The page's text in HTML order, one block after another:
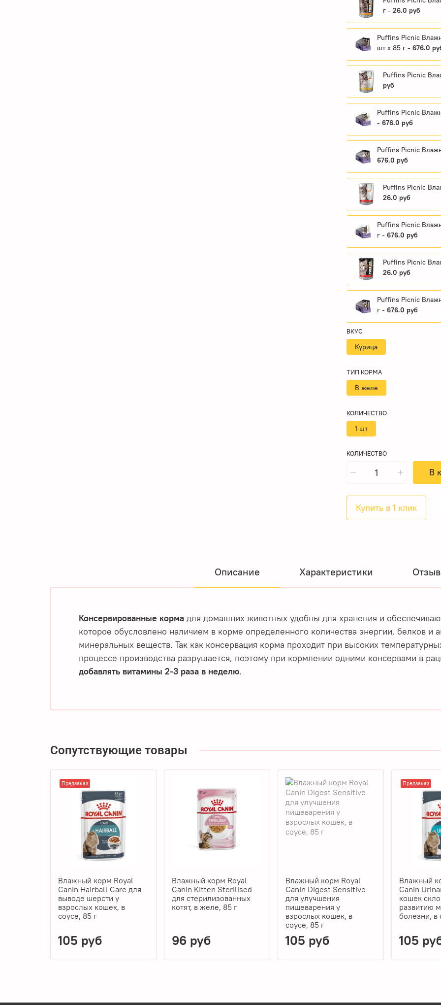
г - 26.0 руб
Puffins Picnic
шт x 85 г - 676.0
Puffins Picnic
руб
Puffins Picnic
- 676.0 руб
Puffins Picnic
676.0 руб
Puffins Picnic
26.0 руб
Puffins Picnic
г - 676.0 руб
Puffins Picnic
26.0 руб
Puffins Picnic
г - 676.0 руб
КОЛИЧЕСТВО
В
Купить в 1 клик
ВКУС
Курица
ТИП КОРМА
В желе
КОЛИЧЕСТВО
1 шт
Описание Характеристики
Консервированные корма для домашних животных удобны для хранения и
которое обусловлено наличием в корме определенного количества энергии, белков и
минеральных веществ. Так как консервация корма проходит при высоких
процессе производства разрушается, поэтому при кормлении одними консервами в
добавлять витамины 2-3 раза в неделю.
Сопутствующие товары
Предзаказ
Влажный корм Royal
Canin Hairball Care для
выводе шерсти у
взрослых кошек, в
соусе, 85 г
105 руб
Влажный корм Royal
Canin Kitten Sterilised
для стерилизованных
котят, в желе, 85 г
96 руб
Влажный корм Royal
Canin Digest Sensitive
для улучшения
пищеварения у
взрослых кошек, в
соусе, 85 г
105 руб
Предзаказ
Влажный
Canin Urinary
кошек
развитию
болезни, в
105